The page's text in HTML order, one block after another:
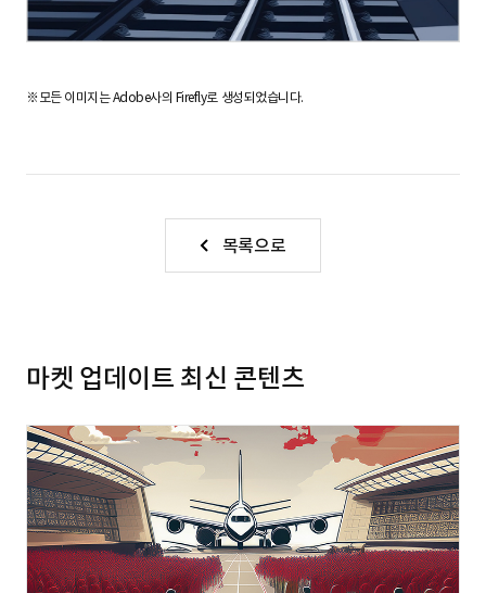
※모든 이미지는 Adobe사의 Firefly로 생성되었습니다.
목록으로
마켓 업데이트 최신 콘텐츠